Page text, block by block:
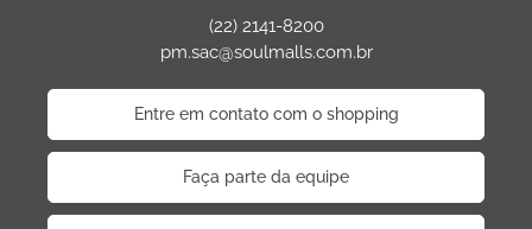
(22) 2141-8200
pm.sac@soulmalls.com.br
Entre em contato com o shopping
Faça parte da equipe